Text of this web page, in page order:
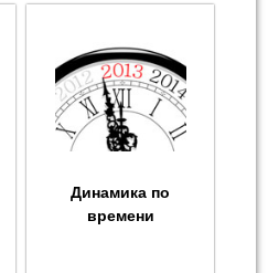
Динамика по
времени